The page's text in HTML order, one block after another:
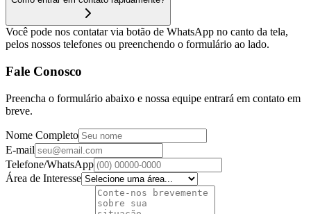
Você pode nos contatar via botão de WhatsApp no canto da tela,
pelos nossos telefones ou preenchendo o formulário ao lado.
Fale Conosco
Preencha o formulário abaixo e nossa equipe entrará em contato em
breve.
Nome Completo
E-mail
Telefone/WhatsApp
Área de Interesse